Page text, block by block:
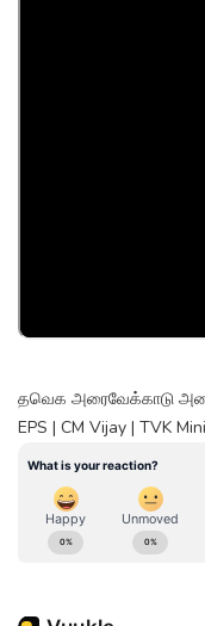
தவெக அரைவேக்காடு
EPS | CM Vijay | TVK